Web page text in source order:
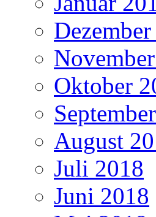
Oktober
August
Juli 2018
Juni 2018